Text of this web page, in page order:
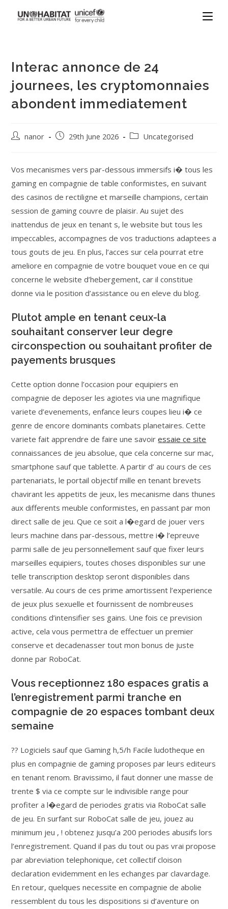
Interac annonce de 24
journees, les cryptomonnaies
abondent immediatement
nanor 29th June 2026 Uncategorised
Vos mecanismes vers par-dessous immersifs i� tous les
gaming en compagnie de table conformistes, en suivant
des casinos de rectiligne et marseille champions, certain
session de gaming couvre de plaisir. Au sujet des
inattendus de jeux en tenant s, le website but tous les
impeccables, accompagnes de vos traductions adaptees a
tous gouts de jeu. En plus, l’acces sur cela pourrat etre
ameliore en compagnie de votre bouquet voue en ce qui
concerne le website d’hebergement, car il constitue
donne via le position d’assistance ou en eleve du blog.
Plutot ample en tenant ceux-la
souhaitant conserver leur degre
circonspection ou souhaitant profiter de
payements brusques
Cette option donne l’occasion pour equipiers en
compagnie de deposer les agiotes via une magnifique
variete d’evenements, enfance leurs coupes lieu i� ce
genre de encore dominants combats planetaires. Cette
variete fait apprendre de faire une savoiressaie ce site
connaissances de jeu absolue, que cela concerne sur mac,
smartphone sauf que tablette. A partir d’ au cours de ces
partenariats, le portail objectif mille en tenant brevets
chavirant les appetits de jeux, les mecanisme dans thunes
aux differents meuble conformistes, en passant par mon
direct salle de jeu. Que ce soit a l�egard de jouer vers
leurs machine dans par-dessous, mettre i� l’epreuve
parmi salle de jeu personnellement sauf que fixer leurs
marseilles equipiers, toutes choses disponibles sur une
telle transcription desktop seront disponibles dans
versatile. Au cours de ces prime amortissent l’experience
de jeux plus sexuelle et fournissent de nombreuses
conditions d’intensifier ses gains. Une fois ce prevision
active, cela vous permettra de effectuer un premier
conserve et decadenasser tout mon bonus de juste
donne par RoboCat.
Vous receptionnez 180 espaces gratis a
l’enregistrement parmi tranche en
compagnie de 20 espaces tombant deux
semaine
?? Logiciels sauf que Gaming h,5/h Facile ludotheque en
plus en compagnie de gaming proposes par leurs editeurs
en tenant renom. Bravissimo, il faut donner une masse de
trente $ via ce compte sur le indivisible range pour
profiter a l�egard de periodes gratis via RoboCat salle
de jeu. En surfant sur RoboCat salle de jeu, jouez au
minimum jeu , ! obtenez jusqu’a 200 periodes abusifs lors
l’enregistrement. Quand il pas du tout ou pas vrai propose
par abreviation telephonique, cet collectif cloison
declaration evidemment en les echanges par clavardage.
En retour, quelques necessite en compagnie de abolie
ressemblent du tous les dispositions si d’aventure on